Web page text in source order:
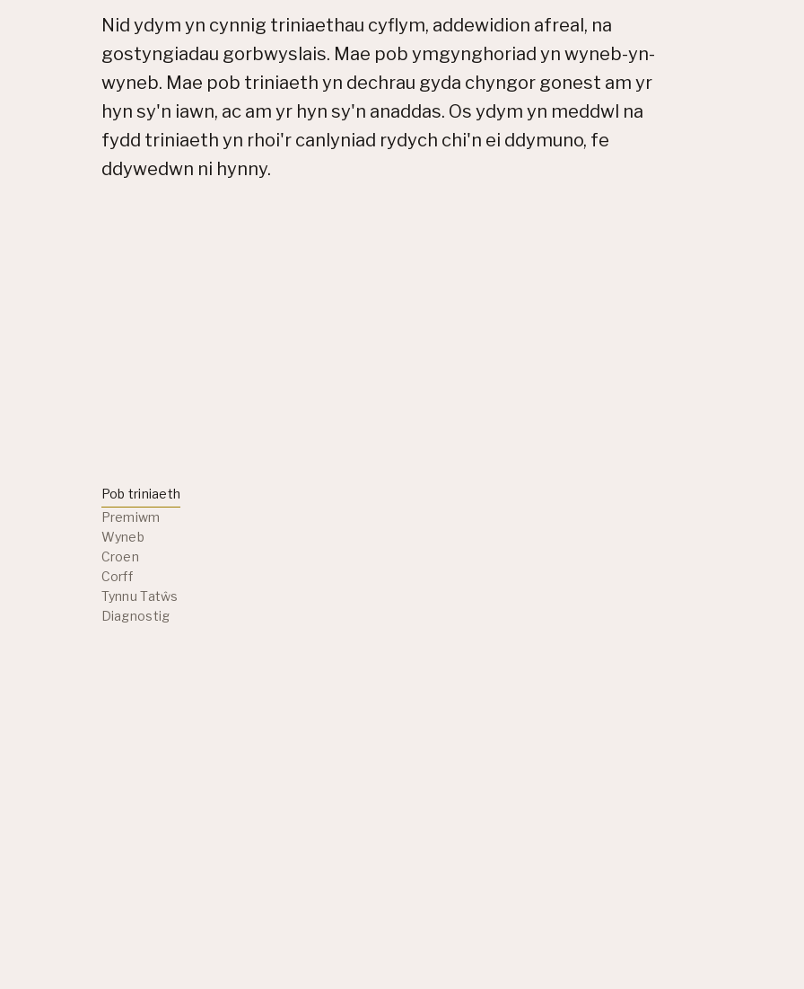
Nid ydym yn cynnig triniaethau cyflym, addewidion afreal, na
gostyngiadau gorbwyslais. Mae pob ymgynghoriad yn wyneb-yn-
wyneb. Mae pob triniaeth yn dechrau gyda chyngor gonest am yr
hyn sy'n iawn, ac am yr hyn sy'n anaddas. Os ydym yn meddwl na
fydd triniaeth yn rhoi'r canlyniad rydych chi'n ei ddymuno, fe
ddywedwn ni hynny.
Pob triniaeth
Premiwm
Wyneb
Croen
Corff
Tynnu Tatŵs
Diagnostig